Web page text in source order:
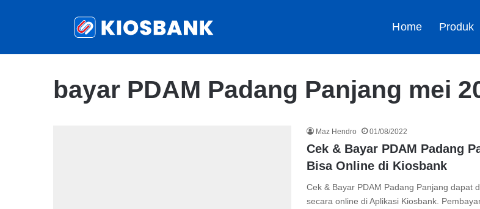
Home Produk
bayar PDAM Padang Panjang mei
Maz Hendro 01/08/2022
Cek & Bayar PDAM Padang
Bisa Online di Kiosbank
Cek & Bayar PDAM Padang Panjang dapat
secara online di Aplikasi Kiosbank.